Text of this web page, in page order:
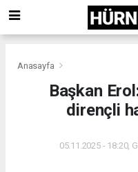
Anasayfa
Başkan
dirençli
05.11.2025 - 18:20,